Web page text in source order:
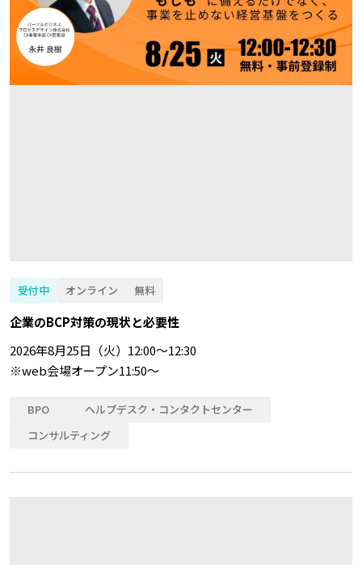
受付中 オンライン 無料
企業のBCP対策の現状と必要性
2026年8月25日（火）12:00～12:30
※web会場オープン11:50～
BPO
ヘルプデスク・コンタクトセンター
コンサルティング